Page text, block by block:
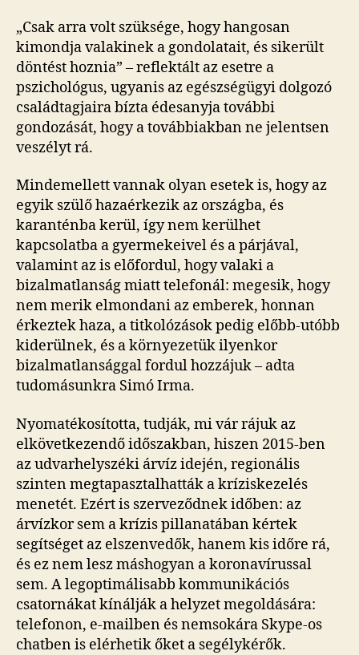
„Csak arra volt szüksége, hogy hangosan
kimondja valakinek a gondolatait, és sikerült
döntést hoznia” – reflektált az esetre a
pszichológus, ugyanis az egészségügyi dolgozó
családtagjaira bízta édesanyja további
gondozását, hogy a továbbiakban ne jelentsen
veszélyt rá.
Mindemellett vannak olyan esetek is, hogy az
egyik szülő hazaérkezik az országba, és
karanténba kerül, így nem kerülhet
kapcsolatba a gyermekeivel és a párjával,
valamint az is előfordul, hogy valaki a
bizalmatlanság miatt telefonál: megesik, hogy
nem merik elmondani az emberek, honnan
érkeztek haza, a titkolózások pedig előbb-utóbb
kiderülnek, és a környezetük ilyenkor
bizalmatlansággal fordul hozzájuk – adta
tudomásunkra Simó Irma.
Nyomatékosította, tudják, mi vár rájuk az
elkövetkezendő időszakban, hiszen 2015-ben
az udvarhelyszéki árvíz idején, regionális
szinten megtapasztalhatták a kríziskezelés
menetét. Ezért is szerveződnek időben: az
árvízkor sem a krízis pillanatában kértek
segítséget az elszenvedők, hanem kis időre rá,
és ez nem lesz máshogyan a koronavírussal
sem. A legoptimálisabb kommunikációs
csatornákat kínálják a helyzet megoldására:
telefonon, e-mailben és nemsokára Skype-os
chatben is elérhetik őket a segélykérők.